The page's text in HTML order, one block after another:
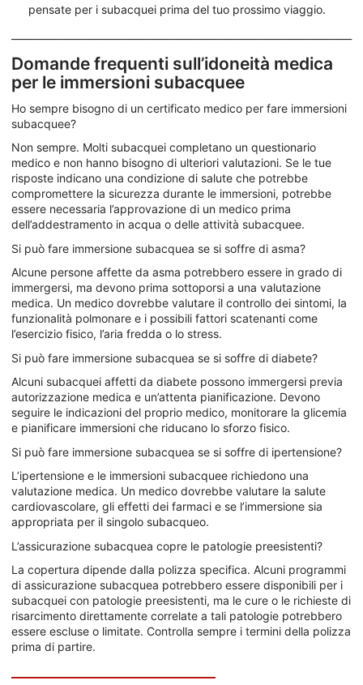
pensate per i subacquei prima del tuo prossimo viaggio.
Domande frequenti sull’idoneità medica
per le immersioni subacquee
Ho sempre bisogno di un certificato medico per fare immersioni
subacquee?
Non sempre. Molti subacquei completano un questionario
medico e non hanno bisogno di ulteriori valutazioni. Se le tue
risposte indicano una condizione di salute che potrebbe
compromettere la sicurezza durante le immersioni, potrebbe
essere necessaria l’approvazione di un medico prima
dell’addestramento in acqua o delle attività subacquee.
Si può fare immersione subacquea se si soffre di asma?
Alcune persone affette da asma potrebbero essere in grado di
immergersi, ma devono prima sottoporsi a una valutazione
medica. Un medico dovrebbe valutare il controllo dei sintomi, la
funzionalità polmonare e i possibili fattori scatenanti come
l’esercizio fisico, l’aria fredda o lo stress.
Si può fare immersione subacquea se si soffre di diabete?
Alcuni subacquei affetti da diabete possono immergersi previa
autorizzazione medica e un’attenta pianificazione. Devono
seguire le indicazioni del proprio medico, monitorare la glicemia
e pianificare immersioni che riducano lo sforzo fisico.
Si può fare immersione subacquea se si soffre di ipertensione?
L’ipertensione e le immersioni subacquee richiedono una
valutazione medica. Un medico dovrebbe valutare la salute
cardiovascolare, gli effetti dei farmaci e se l’immersione sia
appropriata per il singolo subacqueo.
L’assicurazione subacquea copre le patologie preesistenti?
La copertura dipende dalla polizza specifica. Alcuni programmi
di assicurazione subacquea potrebbero essere disponibili per i
subacquei con patologie preesistenti, ma le cure o le richieste di
risarcimento direttamente correlate a tali patologie potrebbero
essere escluse o limitate. Controlla sempre i termini della polizza
prima di partire.